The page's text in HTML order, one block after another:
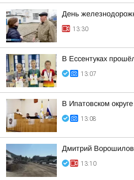
День
13:30
В Ессентуках
13:07
В Ипатовском
13:08
Дмитрий Ворошилов:
13:10